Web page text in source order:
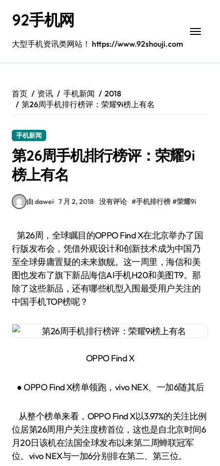
92手机网
大型手机资讯类网站！ https://www.92shouji.com
首页 资讯 手机新闻
2018
第26周手机排行榜评：荣耀9i榜上有名
手机新闻
第26周手机排行榜评：荣耀9i
榜上有名
由 dawei 7 月 2, 2018 没有评论 #手机排行榜 #荣耀9i
第26周，全球瞩目的OPPO Find X在北京举办了国
行版发布会，凭借外观设计和创新技术成为中国乃
至全球毋庸置疑的未来旗舰。这一周里，海信和美
图也发布了旗下新品海信AI手机H20和美图T9。那
除了这些新品，还有哪些机型入围最受用户关注的
中国手机TOP榜呢？
OPPO Find X
● OPPO Find X榜单领跑，vivo NEX、一加6随其后
从整个榜单来看，OPPO Find X以3.97%的关注比例
位居第26周用户关注度榜首位，这也是自北京时间6
月20日该机在法国全球发布以来第二周蝉联冠军
位。vivo NEX与一加6分别排在第二、第三位。